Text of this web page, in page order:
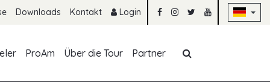
Downloads Kontakt Login
ProAm Über die Tour Partner